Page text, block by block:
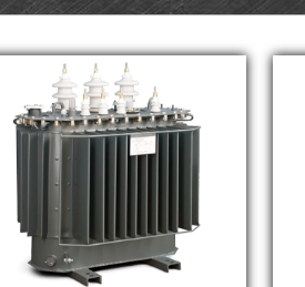
прибор для измерения
параметров в
высокого напряжения.